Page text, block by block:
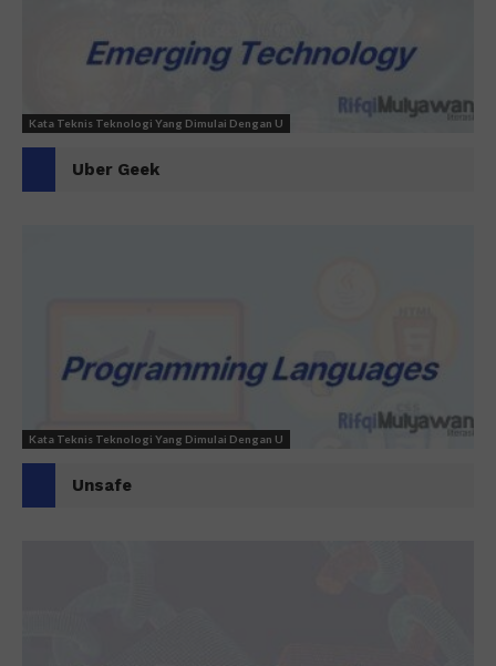
Kata Teknis Teknologi Yang Dimulai Dengan U
Uber Geek
Kata Teknis Teknologi Yang Dimulai Dengan U
Unsafe